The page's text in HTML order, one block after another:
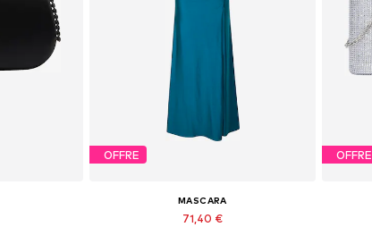
OFFRE
MASCARA
71,40 €
OFFRE